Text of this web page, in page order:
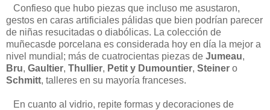
Confieso que hubo piezas que incluso me asustaron,
gestos en caras artificiales pálidas que bien podrían parecer
de niñas resucitadas o diabólicas. La colección de
muñecasde porcelana es considerada hoy en día la mejor a
nivel mundial; más de cuatrocientas piezas de Jumeau,
Bru, Gaultier, Thullier, Petit y Dumountier, Steiner o
Schmitt, talleres en su mayoría franceses.
En cuanto al vidrio, repite formas y decoraciones de